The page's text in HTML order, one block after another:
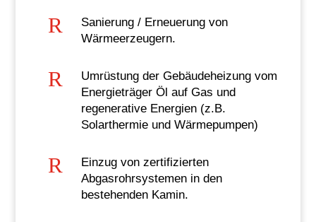
R
Sanierung / Erneuerung von
Wärmeerzeugern.
R
Umrüstung der Gebäudeheizung vom
Energieträger Öl auf Gas und
regenerative Energien (z.B.
Solarthermie und Wärmepumpen)
R
Einzug von zertifizierten
Abgasrohrsystemen in den
bestehenden Kamin.